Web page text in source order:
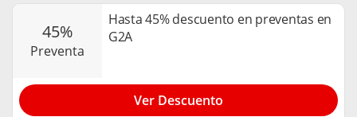
45%
preventa
Hasta 45% descuento en preventas en
G2A
Ver Descuento